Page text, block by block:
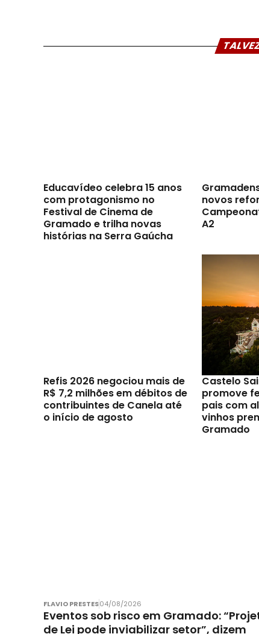
Educavídeo celebra 15 anos
com protagonismo no
Festival de Cinema de
Gramado e trilha novas
histórias na Serra Gaúcha
novos
A2
Refis 2026 negociou mais de
R$ 7,2 milhões em débitos de
contribuintes de Canela até
o início de agosto
Castelo
promove
pais com
vinhos
Gramado
FLAVIO PRESTES04/08/2026
Eventos sob risco em Gramado:
de Lei pode inviabilizar setor”, dizem